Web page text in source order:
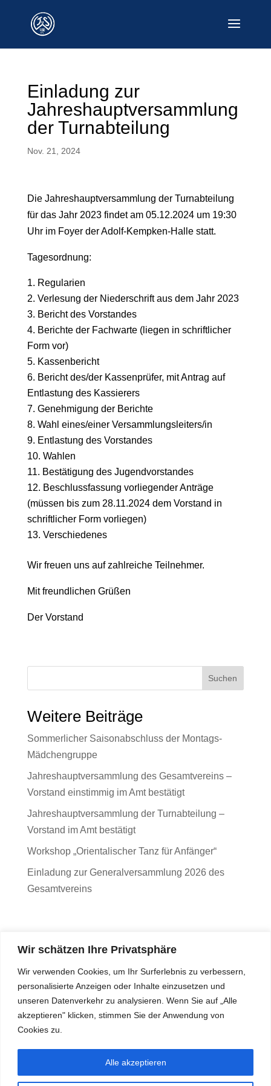
Wir schätzen Ihre Privatsphäre
Wir verwenden Cookies, um Ihr Surferlebnis zu verbessern,
personalisierte Anzeigen oder Inhalte einzusetzen und
unseren Datenverkehr zu analysieren. Wenn Sie auf „Alle
akzeptieren" klicken, stimmen Sie der Anwendung von
Cookies zu.
Alle akzeptieren
Einladung zur
Jahreshauptversammlung
der Turnabteilung
Nov. 21, 2024
Die Jahreshauptversammlung der Turnabteilung
für das Jahr 2023 findet am 05.12.2024 um 19:30
Uhr im Foyer der Adolf-Kempken-Halle statt.
Tagesordnung:
Regularien
Verlesung der Niederschrift aus dem Jahr 2023
Bericht des Vorstandes
Berichte der Fachwarte (liegen in schriftlicher
Form vor)
Kassenbericht
Bericht des/der Kassenprüfer, mit Antrag auf
Entlastung des Kassierers
Genehmigung der Berichte
Wahl eines/einer Versammlungsleiters/in
Entlastung des Vorstandes
Wahlen
Bestätigung des Jugendvorstandes
Beschlussfassung vorliegender Anträge
(müssen bis zum 28.11.2024 dem Vorstand in
schriftlicher Form vorliegen)
Verschiedenes
Wir freuen uns auf zahlreiche Teilnehmer.
Mit freundlichen Grüßen
Der Vorstand
Suchen
Weitere Beiträge
Sommerlicher Saisonabschluss der Montags-
Mädchengruppe
Jahreshauptversammlung des Gesamtvereins –
Vorstand einstimmig im Amt bestätigt
Jahreshauptversammlung der Turnabteilung –
Vorstand im Amt bestätigt
Workshop „Orientalischer Tanz für Anfänger“
Einladung zur Generalversammlung 2026 des
Gesamtvereins